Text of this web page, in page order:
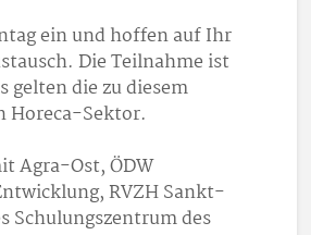
ein und hoffen auf Ihr
Die Teilnahme ist
die zu diesem
Horeca-Sektor.
Agra-Ost, ÖDW
RVZH Sankt-
des